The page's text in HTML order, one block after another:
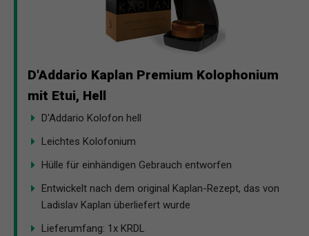
D'Addario Kaplan Premium Kolophonium
mit Etui, Hell
D'Addario Kolofon hell
Leichtes Kolofonium
Hülle für einhändigen Gebrauch entworfen
Entwickelt nach dem original Kaplan-Rezept, das von
Ladislav Kaplan überliefert wurde
Lieferumfang: 1x KRDL